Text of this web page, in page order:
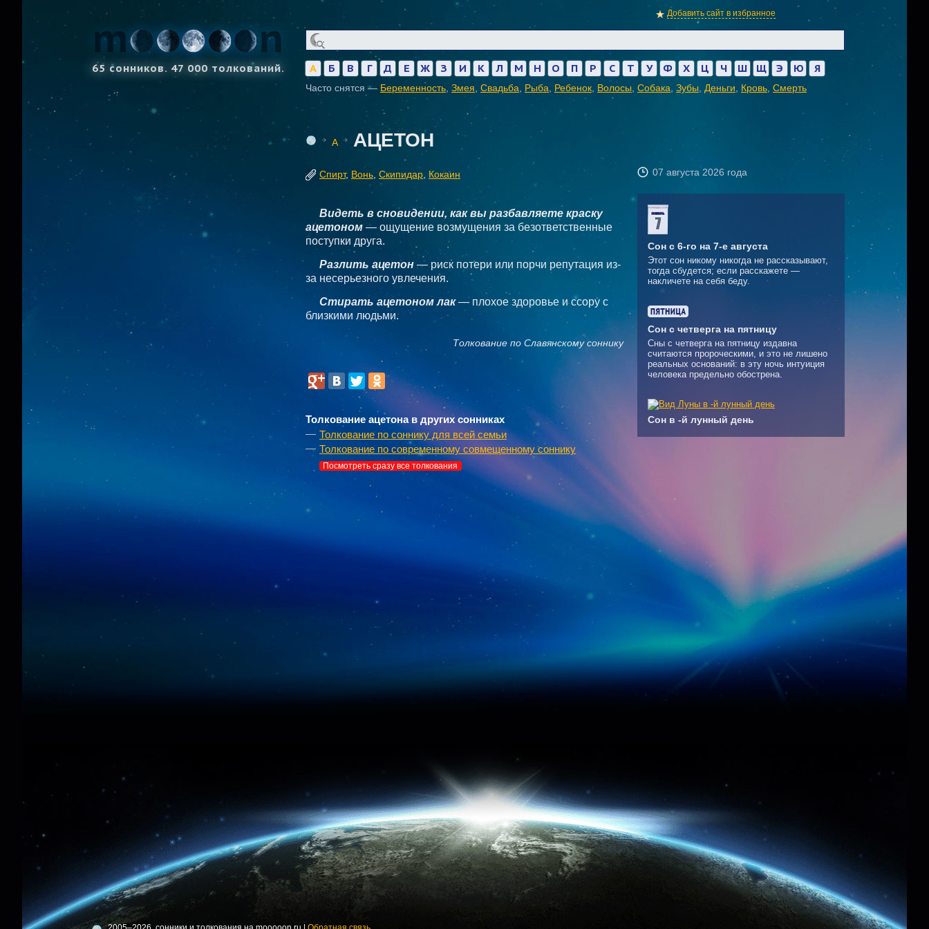
Добавить сайт в избранное
65 сонников. 47 000 толкований. А Б В Г Д Е Ж З И К Л М Н О П Р С Т У Ф Х Ц Ч Ш Щ Э Ю Я
Часто снятся — Беременность Змея Свадьба Рыба Ребенок Волосы Собака Зубы Деньги Кровь Смерть
А АЦЕТОН
Спирт, Вонь Скипидар Кокаин 07 августа 2026 года
Видеть в сновидении, как вы разбавляете краску
ацетоном — ощущение возмущения за безответственные
поступки друга.
Разлить ацетон — риск потери или порчи репутация из-
за несерьезного увлечения.
Стирать ацетоном лак— плохое здоровье и ссору с
близкими людьми.
Толкование по Славянскому соннику
Толкование ацетона в других сонниках
Толкование по соннику для всей семьи
Толкование по современному совмещенному соннику
Посмотреть сразу все толкования
Сон с 6-го на 7-е августа
Этот сон никому никогда не рассказывают,
тогда сбудется; если расскажете —
накличете на себя беду.
Сон с четверга на пятницу
Сны с четверга на пятницу издавна
считаются пророческими, и это не лишено
реальных оснований: в эту ночь интуиция
человека предельно обострена.
Сон в -й лунный день